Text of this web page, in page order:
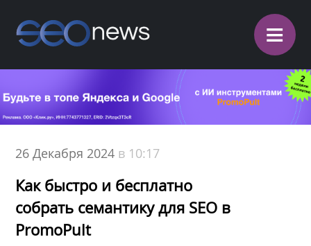
≡
26 Декабря 2024 в 10:17
Как быстро и бесплатно
собрать семантику для SEO в
PromoPult